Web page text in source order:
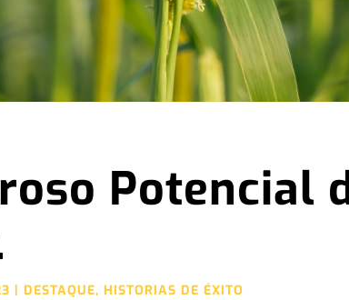
Potencial
| DESTAQUE, HISTORIAS DE ÉXITO